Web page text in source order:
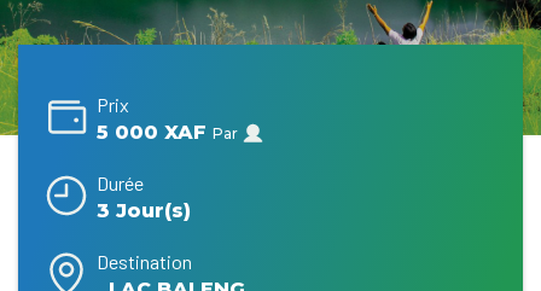
Prix
5 000 XAF Par
Durée
3 Jour(s)
Destination